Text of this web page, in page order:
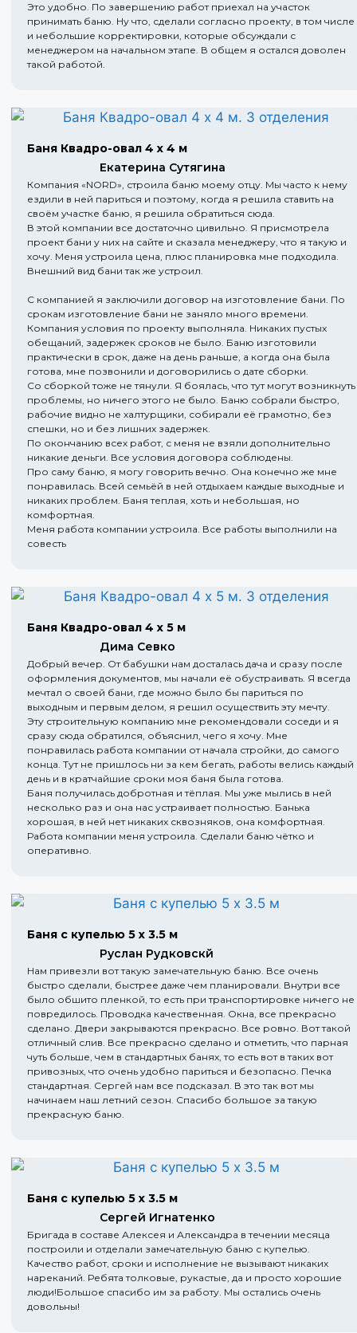
Это удобно. По завершению работ приехал на участок
принимать баню. Ну что, сделали согласно проекту, в том числе
и небольшие корректировки, которые обсуждали с
менеджером на начальном этапе. В общем я остался доволен
такой работой.
Баня Квадро-овал 4 х 4 м
Екатерина Сутягина
Компания «NORD», строила баню моему отцу. Мы часто к нему
ездили в ней париться и поэтому, когда я решила ставить на
своём участке баню, я решила обратиться сюда.
В этой компании все достаточно цивильно. Я присмотрела
проект бани у них на сайте и сказала менеджеру, что я такую и
хочу. Меня устроила цена, плюс планировка мне подходила.
Внешний вид бани так же устроил.
С компанией я заключили договор на изготовление бани. По
срокам изготовление бани не заняло много времени.
Компания условия по проекту выполняла. Никаких пустых
обещаний, задержек сроков не было. Баню изготовили
практически в срок, даже на день раньше, а когда она была
готова, мне позвонили и договорились о дате сборки.
Со сборкой тоже не тянули. Я боялась, что тут могут возникнуть
проблемы, но ничего этого не было. Баню собрали быстро,
рабочие видно не халтурщики, собирали её грамотно, без
спешки, но и без лишних задержек.
По окончанию всех работ, с меня не взяли дополнительно
никакие деньги. Все условия договора соблюдены.
Про саму баню, я могу говорить вечно. Она конечно же мне
понравилась. Всей семьёй в ней отдыхаем каждые выходные и
никаких проблем. Баня теплая, хоть и небольшая, но
комфортная.
Меня работа компании устроила. Все работы выполнили на
совесть
Баня Квадро-овал 4 х 5 м
Дима Севко
Добрый вечер. От бабушки нам досталась дача и сразу после
оформления документов, мы начали её обустраивать. Я всегда
мечтал о своей бани, где можно было бы париться по
выходным и первым делом, я решил осуществить эту мечту.
Эту строительную компанию мне рекомендовали соседи и я
сразу сюда обратился, объяснил, чего я хочу. Мне
понравилась работа компании от начала стройки, до самого
конца. Тут не пришлось ни за кем бегать, работы велись каждый
день и в кратчайшие сроки моя баня была готова.
Баня получилась добротная и тёплая. Мы уже мылись в ней
несколько раз и она нас устраивает полностью. Банька
хорошая, в ней нет никаких сквозняков, она комфортная.
Работа компании меня устроила. Сделали баню чётко и
оперативно.
Баня с купелью 5 х 3.5 м
Руслан Рудковскй
Нам привезли вот такую замечательную баню. Все очень
быстро сделали, быстрее даже чем планировали. Внутри все
было обшито пленкой, то есть при транспортировке ничего не
повредилось. Проводка качественная. Окна, все прекрасно
сделано. Двери закрываются прекрасно. Все ровно. Вот такой
отличный слив. Все прекрасно сделано и отметить, что парная
чуть больше, чем в стандартных банях, то есть вот в таких вот
привозных, что очень удобно париться и безопасно. Печка
стандартная. Сергей нам все подсказал. В это так вот мы
начинаем наш летний сезон. Спасибо большое за такую
прекрасную баню.
Баня с купелью 5 х 3.5 м
Сергей Игнатенко
Бригада в составе Алексея и Александра в течении месяца
построили и отделали замечательную баню с купелью.
Качество работ, сроки и исполнение не вызывают никаких
нареканий. Ребята толковые, рукастые, да и просто хорошие
люди!Большое спасибо им за работу. Мы остались очень
довольны!